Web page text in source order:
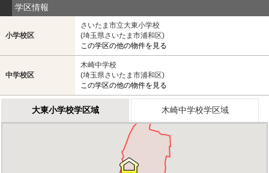
学区情報
小学校区
さいたま市立大東小学校
(埼玉県さいたま市浦和区)
この学区の他の物件を見る
中学校区
木崎中学校
(埼玉県さいたま市浦和区)
この学区の他の物件を見る
大東小学校学区域 木崎中学校学区域